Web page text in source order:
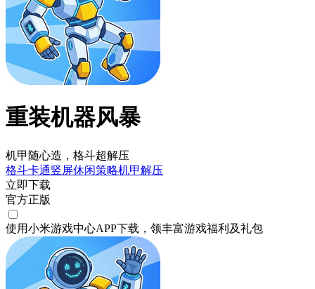
重装机器风暴
机甲随心造，格斗超解压
格斗卡通竖屏休闲策略机甲解压
立即下载
官方正版
使用小米游戏中心APP下载 ，领丰富游戏福利 及礼包